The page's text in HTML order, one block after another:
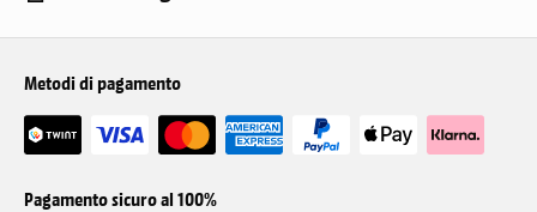
Metodi di pagamento
Pagamento sicuro al 100%